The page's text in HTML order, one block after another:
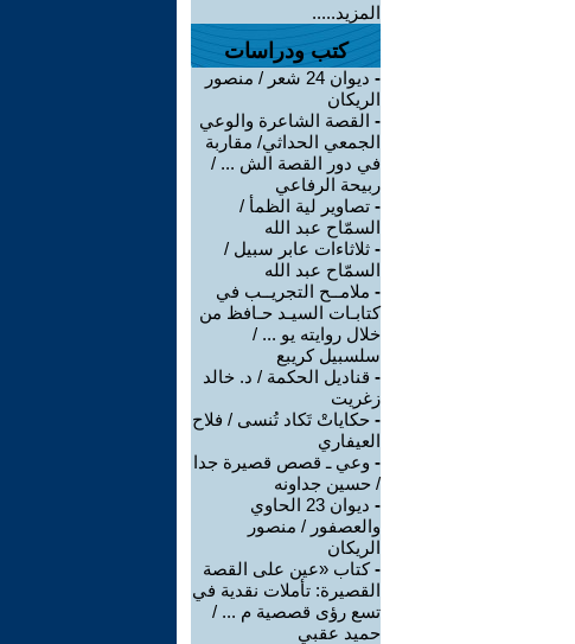
المزيد.....
كتب ودراسات
-
ديوان 24 شعر / منصور
الريكان
- القصة الشاعرة والوعي
الجمعي الحداثي/ مقاربة
في دور القصة الش ... /
ربيحة الرفاعي
- تصاوير لية الظمأ /
السمّاح عبد الله
- ثلاثاءات عابر سبيل /
السمّاح عبد الله
- ملامــح التجريــب في
كتابـات السيـد حـافظ من
خلال روايته يو ... /
سلسبيل كريبع
- قناديل الحكمة / د. خالد
زغريت
- حكاياتْ تَكاد تُنسى / فلاح
العيفاري
- وعي ـ قصص قصيرة جدا
/ حسين جداونه
-
ديوان 23 الحاوي
والعصفور / منصور
الريكان
-كتاب «عين على القصة
القصيرة: تأملات نقدية في
تسع رؤى قصصية م ... /
حميد عقبي